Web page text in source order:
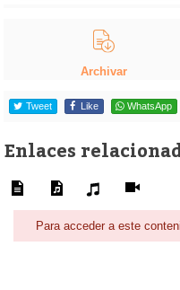
Archivar
Tweet Like WhatsApp
Enlaces
Para acceder a este